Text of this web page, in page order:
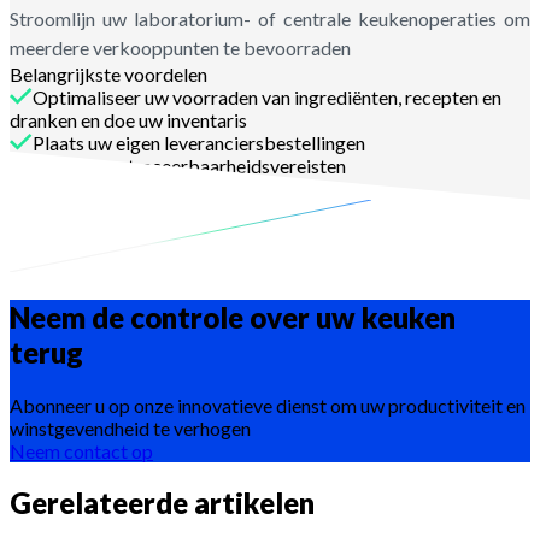
Stroomlijn uw laboratorium- of centrale keukenoperaties om
meerdere verkooppunten te bevoorraden
Belangrijkste voordelen
Optimaliseer uw voorraden van ingrediënten, recepten en
dranken en doe uw inventaris
Plaats uw eigen leveranciersbestellingen
Voldoe aan traceerbaarheidsvereisten
Neem de controle over uw keuken
terug
Abonneer u op onze innovatieve dienst om uw productiviteit en
winstgevendheid te verhogen
Neem contact op
Gerelateerde artikelen